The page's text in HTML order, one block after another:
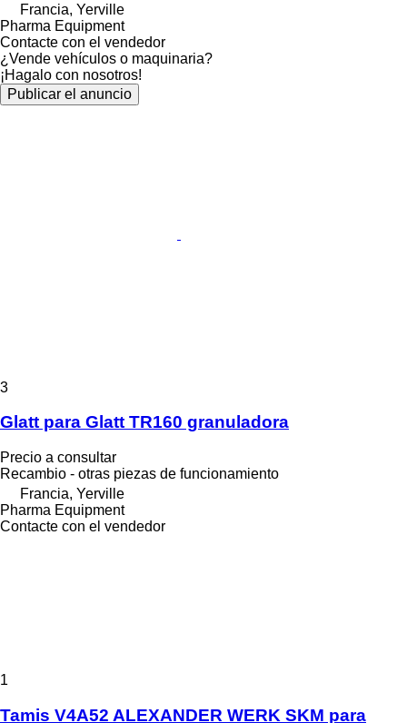
Francia, Yerville
Pharma Equipment
Contacte con el vendedor
¿Vende vehículos o maquinaria?
¡Hagalo con nosotros!
Publicar el anuncio
3
Glatt para Glatt TR160 granuladora
Precio a consultar
Recambio - otras piezas de funcionamiento
Francia, Yerville
Pharma Equipment
Contacte con el vendedor
1
Tamis V4A52 ALEXANDER WERK SKM para